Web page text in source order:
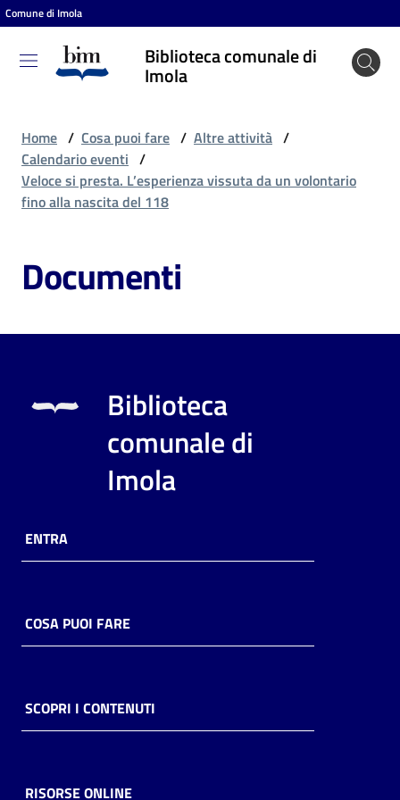
Vai al contenuto
Vai alla navigazione
Vai al footer
Comune di Imola
Biblioteca comunale di
Imola
Biblioteca
comunale
Entra
Cosa
puoi
Archivio
Home / Cosa puoi fare / Altre attività /
Calendario eventi /
Veloce si presta. L’esperienza vissuta da un volontario
fino alla nascita del 118
Documenti
Biblioteca
comunale di
Imola
ENTRA
COSA PUOI FARE
SCOPRI I CONTENUTI
RISORSE ONLINE